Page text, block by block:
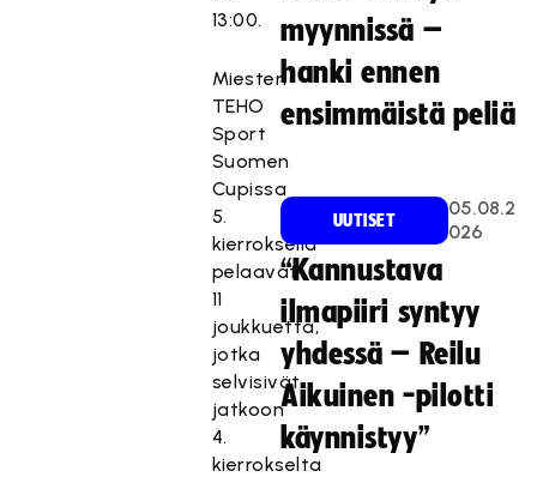
13:00.
Miesten
TEHO
Sport
Suomen
Cupissa
5.
kierroksella
pelaavat
11
joukkuetta,
jotka
selvisivät
jatkoon
4.
kierrokselta
myynnissä –
hanki ennen
ensimmäistä peliä
UUTISET
05.08.2
026
“Kannustava
ilmapiiri syntyy
yhdessä – Reilu
Aikuinen -pilotti
käynnistyy”